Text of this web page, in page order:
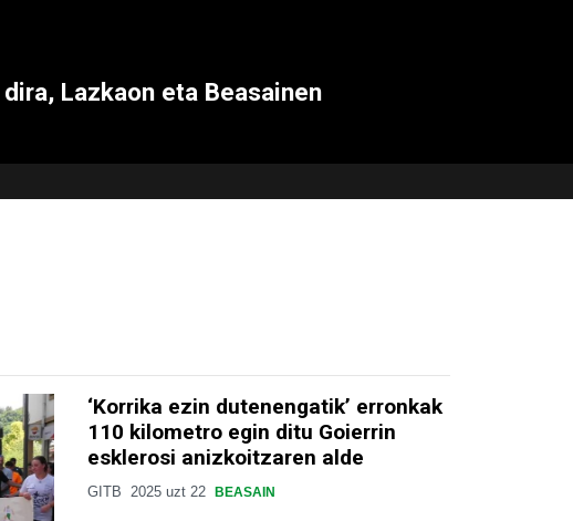
Lazkaon eta Beasainen
‘Korrika ezin dutenengatik’ erronkak
110 kilometro egin ditu Goierrin
esklerosi anizkoitzaren alde
GITB 2025 uzt 22 BEASAIN